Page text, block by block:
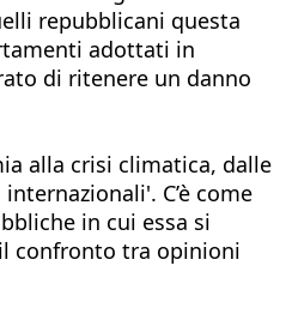
repubblicani questa
adottati in
di ritenere un danno
alla crisi climatica, dalle
C’è come
in cui essa si
confronto tra opinioni